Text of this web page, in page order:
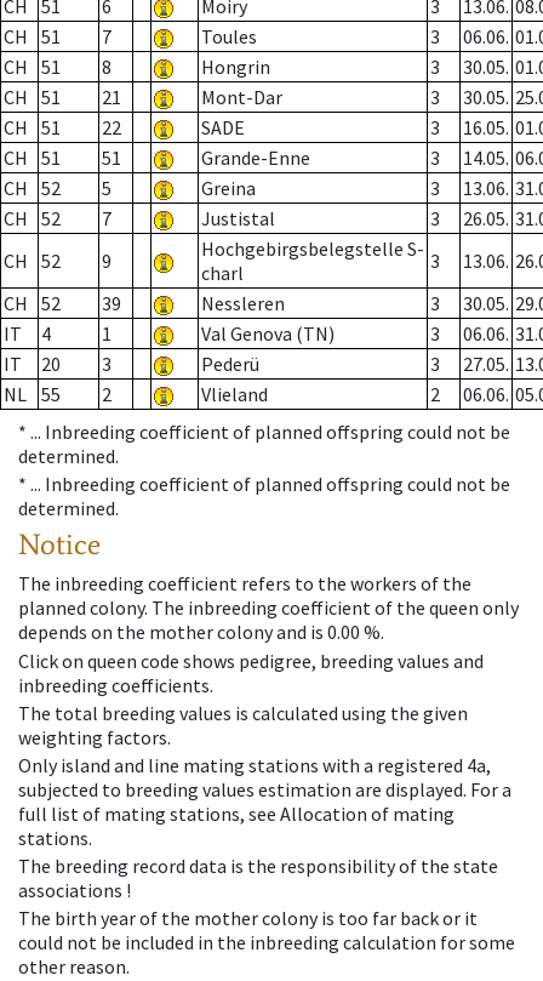
CH 51 6 Moiry 3 13.06.
CH
51 7 Toules 3 06.06.
CH
51 8 Hongrin 3 30.05.
CH
51 21 Mont-Dar 3 30.05.
CH
51 22 SADE 3 16.05.
CH
51 51 Grande-Enne 3 14.05.
CH
52 5 Greina 3 13.06.
CH
52 7 Justistal 3 26.05.
CH
52 9
Hochgebirgsbelegstelle S-
charl
3 13.06.
CH
52 39 Nessleren 3 30.05.
IT
4 1 Val Genova (TN) 3 06.06.
IT
20 3 Pederü 3 27.05.
NL 55 2 Vlieland 2 06.06.
* ... Inbreeding coefficient of planned offspring could not be
determined.
* ... Inbreeding coefficient of planned offspring could not be
determined.
Notice
The inbreeding coefficient refers to the workers of the
planned colony. The inbreeding coefficient of the queen only
depends on the mother colony and is 0.00 %.
Click on queen code shows pedigree, breeding values and
inbreeding coefficients.
The total breeding values is calculated using the given
weighting factors.
Only island and line mating stations with a registered 4a,
subjected to breeding values estimation are displayed. For a
full list of mating stations, see Allocation of mating
stations.
The breeding record data is the responsibility of the state
associations !
The birth year of the mother colony is too far back or it
could not be included in the inbreeding calculation for some
other reason.